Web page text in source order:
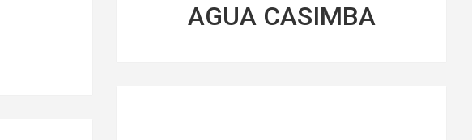
AGUA CASIMBA